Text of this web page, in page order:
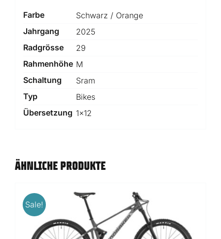
Farbe
Schwarz / Orange
Jahrgang
2025
Radgrösse
29
Rahmenhöhe M
Schaltung
Sram
Typ
Bikes
Übersetzung 1×12
ÄHNLICHE PRODUKTE
Sale!